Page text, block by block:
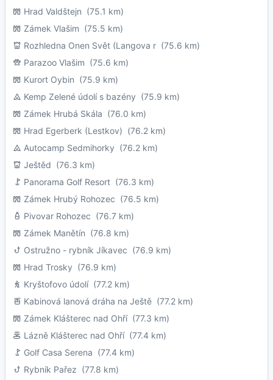
Hrad Valdštejn (75.1 km)
Zámek Vlašim (75.5 km)
Rozhledna Onen Svět (Langova r (75.6 km)
Parazoo Vlašim (75.6 km)
Kurort Oybin (75.9 km)
Kemp Zelené údolí s bazény (75.9 km)
Zámek Hrubá Skála (76.0 km)
Hrad Egerberk (Lestkov) (76.2 km)
Autocamp Sedmihorky (76.2 km)
Ještěd (76.3 km)
Panorama Golf Resort (76.3 km)
Zámek Hrubý Rohozec (76.5 km)
Pivovar Rohozec (76.7 km)
Zámek Manětín (76.8 km)
Ostružno - rybník Jíkavec (76.9 km)
Hrad Trosky (76.9 km)
Kryštofovo údolí(77.2 km)
Kabinová lanová dráha na Ještě (77.2 km)
Zámek Klášterec nad Ohří(77.3 km)
Lázně Klášterec nad Ohří(77.4 km)
Golf Casa Serena (77.4 km)
Rybník Pařez (77.8 km)